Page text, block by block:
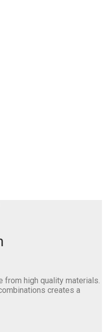
high quality materials.
creates a